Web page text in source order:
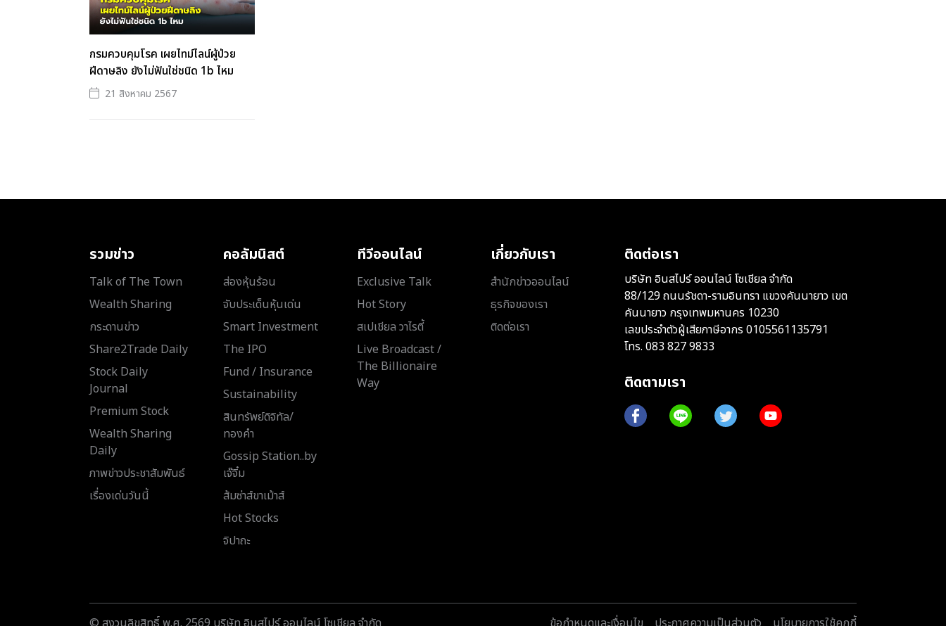
กรมควบคุมโรค เผยไทม์ไลน์ผู้ป่วย
ฝีดาษลิง ยังไม่ฟันใช่ชนิด 1b ไหม
21 สิงหาคม 2567
รวมข่าว
Talk of The Town
Wealth Sharing
กระดานข่าว
Share2Trade Daily
Stock Daily
Journal
Premium Stock
Wealth Sharing
Daily
ภาพข่าวประชาสัมพันธ์
เรื่องเด่นวันนี้
คอลัมนิสต์
ส่องหุ้นร้อน
จับประเด็นหุ้นเด่น
Smart Investment
The IPO
Fund / Insurance
Sustainability
สินทรัพย์ดิจิทัล/
ทองคำ
Gossip Station..by
เจ๊จิ๋ม
ส้มซ่าส์ขาเม้าส์
Hot Stocks
จิปาถะ
ทีวีออนไลน์
Exclusive Talk
Hot Story
สเปเชียล วาไรตี้
Live Broadcast /
The Billionaire
Way
เกี่ยวกับเรา
สำนักข่าวออนไลน์
ธุรกิจของเรา
ติดต่อเรา
ติดต่อเรา
บริษัท อินสไปร์ ออนไลน์ โซเชียล จำกัด
88/129 ถนนรัชดา-รามอินทรา แขวงคันนายาว เขต
คันนายาว กรุงเทพมหานคร 10230
เลขประจำตัวผู้เสียภาษีอากร 0105561135791
โทร. 083 827 9833
ติดตามเรา